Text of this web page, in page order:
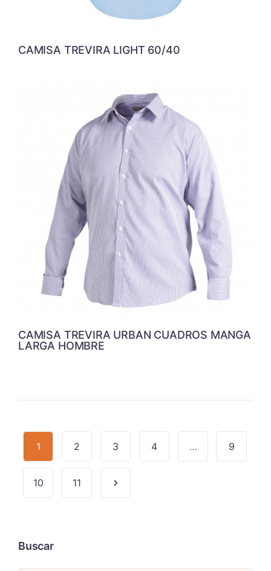
CAMISA TREVIRA LIGHT 60/40
CAMISA TREVIRA URBAN CUADROS MANGA
LARGA HOMBRE
1 2 3 4 … 9
10 11
Buscar